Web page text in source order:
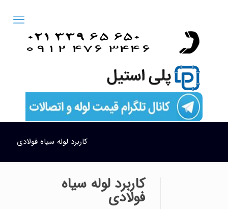
کاربرد لوله سیاه فولادی
کاربرد لوله سیاه
فولادی